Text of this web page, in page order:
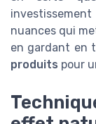
nuances qui
en gardant en
produits pour